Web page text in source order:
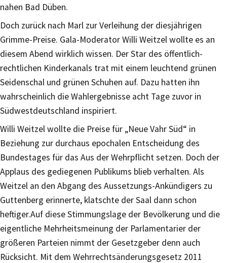
nahen Bad Düben.
Doch zurück nach Marl zur Verleihung der diesjährigen
Grimme-Preise. Gala-Moderator Willi Weitzel wollte es an
diesem Abend wirklich wissen. Der Star des öffentlich-
rechtlichen Kinderkanals trat mit einem leuchtend grünen
Seidenschal und grünen Schuhen auf. Dazu hatten ihn
wahrscheinlich die Wahlergebnisse acht Tage zuvor in
Südwestdeutschland inspiriert.
Willi Weitzel wollte die Preise für „Neue Vahr Süd“ in
Beziehung zur durchaus epochalen Entscheidung des
Bundestages für das Aus der Wehrpflicht setzen. Doch der
Applaus des gediegenen Publikums blieb verhalten. Als
Weitzel an den Abgang des Aussetzungs-Ankündigers zu
Guttenberg erinnerte, klatschte der Saal dann schon
heftiger.Auf diese Stimmungslage der Bevölkerung und die
eigentliche Mehrheitsmeinung der Parlamentarier der
größeren Parteien nimmt der Gesetzgeber denn auch
Rücksicht. Mit dem Wehrrechtsänderungsgesetz 2011